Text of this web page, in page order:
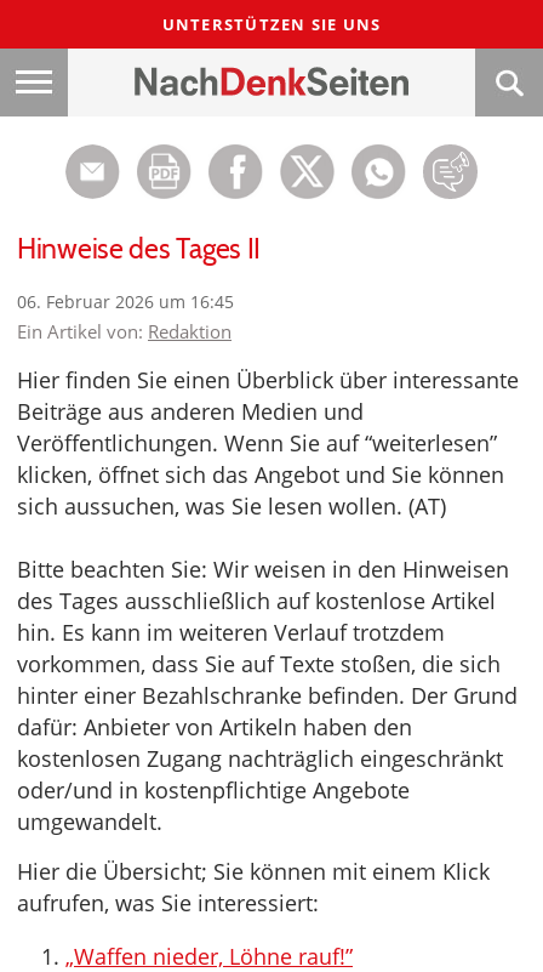
UNTERSTÜTZEN SIE UNS
Hinweise des Tages II
06. Februar 2026 um 16:45
Ein Artikel von: Redaktion
Hier finden Sie einen Überblick über interessante
Beiträge aus anderen Medien und
Veröffentlichungen. Wenn Sie auf “weiterlesen”
klicken, öffnet sich das Angebot und Sie können
sich aussuchen, was Sie lesen wollen. (AT)
Bitte beachten Sie: Wir weisen in den Hinweisen
des Tages ausschließlich auf kostenlose Artikel
hin. Es kann im weiteren Verlauf trotzdem
vorkommen, dass Sie auf Texte stoßen, die sich
hinter einer Bezahlschranke befinden. Der Grund
dafür: Anbieter von Artikeln haben den
kostenlosen Zugang nachträglich eingeschränkt
oder/und in kostenpflichtige Angebote
umgewandelt.
Hier die Übersicht; Sie können mit einem Klick
aufrufen, was Sie interessiert:
„Waffen nieder, Löhne rauf!”